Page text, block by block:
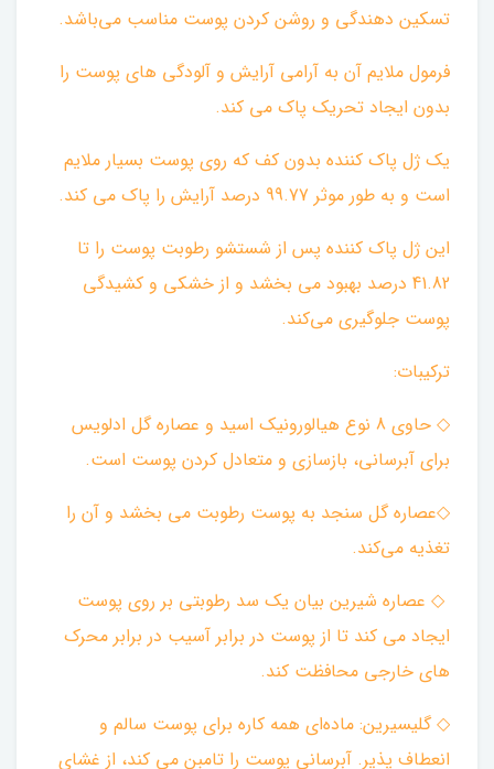
تسکین دهندگی و روشن کردن پوست مناسب می‌باشد. ‌
فرمول ملایم آن به آرامی آرایش و آلودگی های پوست را
بدون ایجاد تحریک پاک می کند.
یک ژل پاک کننده بدون کف که روی پوست بسیار ملایم
است و به طور موثر 99.77 درصد آرایش را پاک می کند.
این ژل پاک کننده پس از شستشو رطوبت پوست را تا
41.82 درصد بهبود می بخشد و از خشکی و کشیدگی
پوست جلوگیری می‌کند. ‌
ترکیبات:
◇ حاوی 8 نوع هیالورونیک اسید و عصاره گل ادلویس
برای آبرسانی، بازسازی و متعادل کردن پوست است.
◇عصاره گل سنجد به پوست رطوبت می بخشد و آن را
تغذیه می‌کند.
◇ عصاره شیرین بیان یک سد رطوبتی بر روی پوست
ایجاد می کند تا از پوست در برابر آسیب در برابر محرک
های خارجی محافظت کند.
◇ گلیسیرین: ماده‌ای همه کاره برای پوست سالم و
انعطاف پذیر. آبرسانی پوست را تامبن می کند، از غشای